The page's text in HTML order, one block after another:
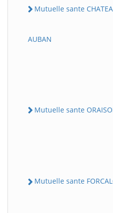
Mutuelle sante
AUBAN
Mutuelle sante
Mutuelle sante